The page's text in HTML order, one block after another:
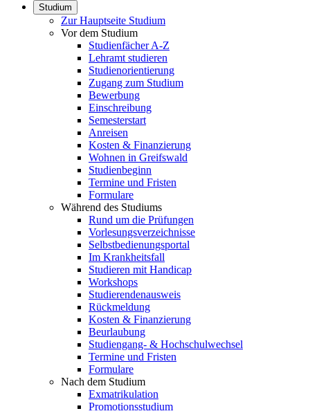
Studium
Zur Hauptseite Studium
Vor dem Studium
Studienfächer A-Z
Lehramt studieren
Studienorientierung
Zugang zum Studium
Bewerbung
Einschreibung
Semesterstart
Anreisen
Kosten & Finanzierung
Wohnen in Greifswald
Studienbeginn
Termine und Fristen
Formulare
Während des Studiums
Rund um die Prüfungen
Vorlesungsverzeichnisse
Selbstbedienungsportal
Im Krankheitsfall
Studieren mit Handicap
Workshops
Studierendenausweis
Rückmeldung
Kosten & Finanzierung
Beurlaubung
Studiengang- & Hochschulwechsel
Termine und Fristen
Formulare
Nach dem Studium
Exmatrikulation
Promotionsstudium